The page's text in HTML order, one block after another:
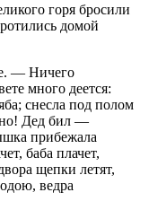
горя бросили
домой
— Ничего
много деется:
снесла под полом
Дед бил —
прибежала
баба плачет,
щепки летят,
ведра